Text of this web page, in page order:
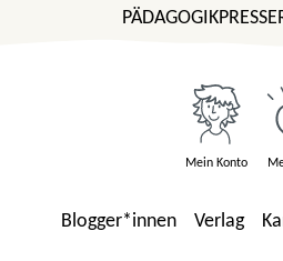
PÄDAGOGIKPRESSE
Mein Konto
Blogger*innen Verlag